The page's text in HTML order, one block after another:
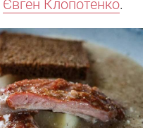
Євген Клопотенко.